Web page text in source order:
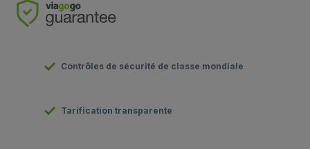
Contrôles de sécurité de classe mondiale
Tarification transparente